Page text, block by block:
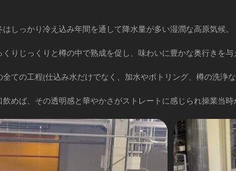
しっかり冷え込み年間を通して降水量が多い湿潤な高原気候。
りじっくりと樽の中で熟成を促し、味わいに豊かな奥行きを与
全ての工程(仕込み水だけでなく、加水やボトリング、樽の洗浄
飲めば、その透明感と華やかさがストレートに感じられ操業当